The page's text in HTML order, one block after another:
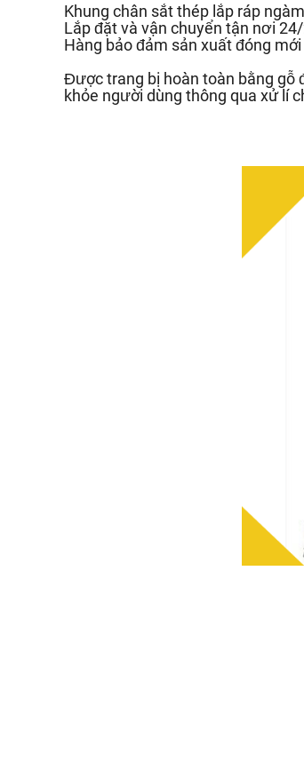
Khung chân sắt thép lắp ráp
Lắp đặt và vận chuyển tận nơi
Hàng bảo đảm sản xuất đóng
Được trang bị hoàn toàn bằng gỗ
khỏe người dùng thông qua xử lí